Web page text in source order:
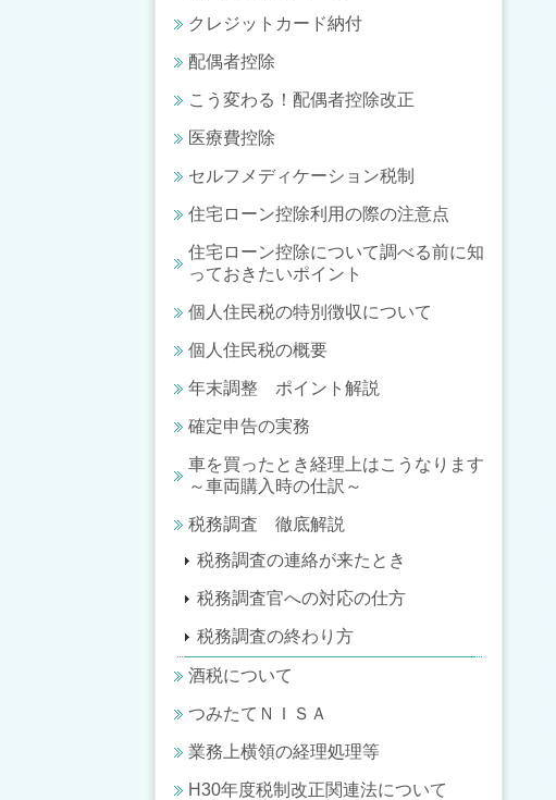
クレジットカード納付
配偶者控除
こう変わる！配偶者控除改正
医療費控除
セルフメディケーション税制
住宅ローン控除利用の際の注意点
住宅ローン控除について調べる前に知
っておきたいポイント
個人住民税の特別徴収について
個人住民税の概要
年末調整 ポイント解説
確定申告の実務
車を買ったとき経理上はこうなります
～車両購入時の仕訳～
税務調査 徹底解説
税務調査の連絡が来たとき
税務調査官への対応の仕方
税務調査の終わり方
酒税について
つみたてＮＩＳＡ
業務上横領の経理処理等
H30年度税制改正関連法について